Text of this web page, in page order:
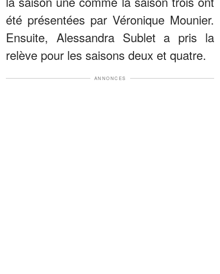
été présentées par Véronique Mounier.
Ensuite, Alessandra Sublet a pris la
relève pour les saisons deux et quatre.
ANNONCES